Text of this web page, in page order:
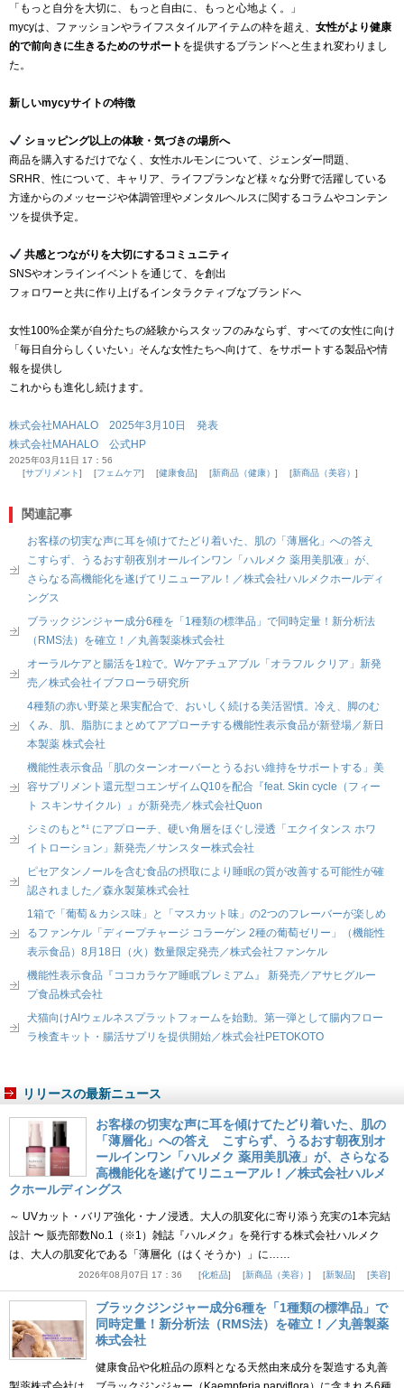
「もっと自分を大切に、もっと自由に、もっと心地よく。」
mycyは、ファッションやライフスタイルアイテムの枠を超え、 女性がより健康
的で前向きに生きるためのサポート を提供するブランドへと生まれ変わりまし
た。
新しいmycyサイトの特徴
ショッピング以上の体験・気づきの場所へ
商品を購入するだけでなく、女性ホルモンについて、ジェンダー問題、
SRHR、性について、キャリア、ライフプランなど様々な分野で活躍している
方達からのメッセージや体調管理やメンタルヘルスに関するコラムやコンテン
ツを提供予定。
共感とつながりを大切にするコミュニティ
SNSやオンラインイベントを通じて、を創出
フォロワーと共に作り上げるインタラクティブなブランドへ
女性100%企業が自分たちの経験からスタッフのみならず、すべての女性に向け
「毎日自分らしくいたい」そんな女性たちへ向けて、をサポートする製品や情
報を提供し
これからも進化し続けます。
株式会社MAHALO 2025年3月10日 発表
株式会社MAHALO 公式HP
2025年03月11日 17：56
サプリメント
フェムケア 健康食品 新商品（健康） 新商品（美容）
関連記事
お客様の切実な声に耳を傾けてたどり着いた、肌の「薄層化」への答え
こすらず、うるおす朝夜別オールインワン「ハルメク 薬用美肌液」が、
さらなる高機能化を遂げてリニューアル！／株式会社ハルメクホールディ
ングス
ブラックジンジャー成分6種を「1種類の標準品」で同時定量！新分析法
（RMS法）を確立！／丸善製薬株式会社
オーラルケアと腸活を1粒で。Wケアチュアブル「オラフル クリア」新発
売／株式会社イブフローラ研究所
4種類の赤い野菜と果実配合で、おいしく続ける美活習慣。冷え、脚のむ
くみ、肌、脂肪にまとめてアプローチする機能性表示食品が新登場／新日
本製薬 株式会社
機能性表示食品「肌のターンオーバーとうるおい維持をサポートする」美
容サプリメント還元型コエンザイムQ10を配合『feat. Skin cycle（フィー
ト スキンサイクル）』が新発売／株式会社Quon
シミのもと*¹ にアプローチ、硬い角層をほぐし浸透「エクイタンス ホワ
イトローション」新発売／サンスター株式会社
ピセアタンノールを含む食品の摂取により睡眠の質が改善する可能性が確
認されました／森永製菓株式会社
1箱で「葡萄＆カシス味」と「マスカット味」の2つのフレーバーが楽しめ
るファンケル「ディープチャージ コラーゲン 2種の葡萄ゼリー」（機能性
表示食品）8月18日（火）数量限定発売／株式会社ファンケル
機能性表示食品『ココカラケア睡眠プレミアム』 新発売／アサヒグルー
プ食品株式会社
犬猫向けAIウェルネスプラットフォームを始動。第一弾として腸内フロー
ラ検査キット・腸活サプリを提供開始／株式会社PETOKOTO
リリースの最新ニュース
お客様の切実な声に耳を傾けてたどり着いた、肌の
「薄層化」への答え こすらず、うるおす朝夜別オ
ールインワン「ハルメク 薬用美肌液」が、さらなる
高機能化を遂げてリニューアル！／株式会社ハルメ
クホールディングス
～ UVカット・バリア強化・ナノ浸透。大人の肌変化に寄り添う充実の1本完結
設計 〜 販売部数No.1（※1）雑誌『ハルメク』を発行する株式会社ハルメク
は、大人の肌変化である「薄層化（はくそうか）」に……
2026年08月07日 17：36 化粧品 新商品（美容） 新製品 美容
ブラックジンジャー成分6種を「1種類の標準品」で
同時定量！新分析法（RMS法）を確立！／丸善製薬
株式会社
健康食品や化粧品の原料となる天然由来成分を製造する丸善